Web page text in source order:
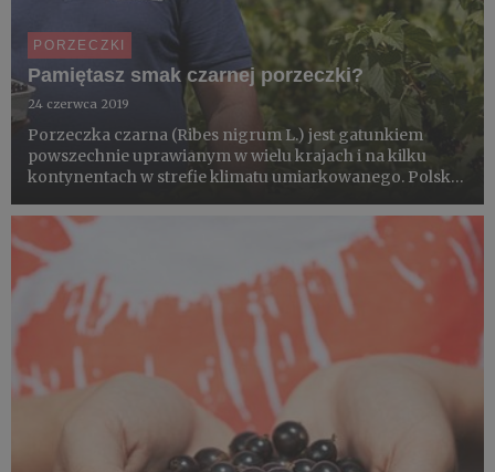
PORZECZKI
Pamiętasz smak czarnej porzeczki?
24 czerwca 2019
Porzeczka czarna (Ribes nigrum L.) jest gatunkiem
powszechnie uprawianym w wielu krajach i na kilku
kontynentach w strefie klimatu umiarkowanego. Polska
eksporcie tych owoców (55–58% światowej produkcji).